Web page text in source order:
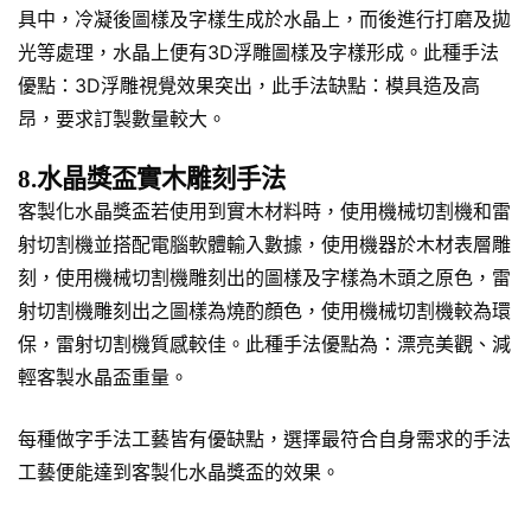
具中，冷凝後圖樣及字樣生成於水晶上，而後進行打磨及拋
光等處理，水晶上便有3D浮雕圖樣及字樣形成。此種手法
優點：3D浮雕視覺效果突出，此手法缺點：模具造及高
昂，要求訂製數量較大。
8.水晶獎盃實木雕刻手法
客製化水晶獎盃若使用到實木材料時，使用機械切割機和雷
射切割機並搭配電腦軟體輸入數據，使用機器於木材表層雕
刻，使用機械切割機雕刻出的圖樣及字樣為木頭之原色，雷
射切割機雕刻出之圖樣為燒酌顏色，使用機械切割機較為環
保，雷射切割機質感較佳。此種手法優點為：漂亮美觀、減
輕客製水晶盃重量。
每種做字手法工藝皆有優缺點，選擇最符合自身需求的手法
工藝便能達到客製化水晶獎盃的效果。